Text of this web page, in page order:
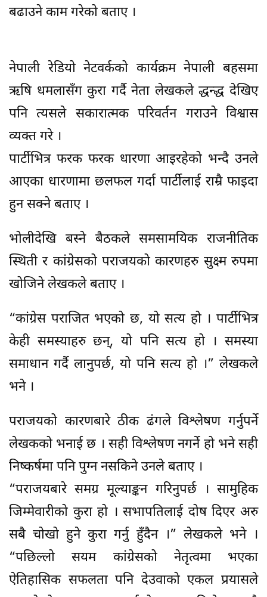
बढाउने काम गरेको बताए ।
नेपाली रेडियो नेटवर्कको कार्यक्रम नेपाली बहसमा
ऋषि धमलासँग कुरा गर्दै नेता लेखकले द्धन्द्ध देखिए
पनि त्यसले सकारात्मक परिवर्तन गराउने विश्वास
व्यक्त गरे ।
पार्टीभित्र फरक फरक धारणा आइरहेको भन्दै उनले
आएका धारणामा छलफल गर्दा पार्टीलाई राम्रै फाइदा
हुन सक्ने बताए ।
भोलीदेखि बस्ने बैठकले समसामयिक राजनीतिक
स्थिती र कांग्रेसको पराजयको कारणहरु सुक्ष्म रुपमा
खोजिने लेखकले बताए ।
“कांग्रेस पराजित भएको छ, यो सत्य हो । पार्टीभित्र
केही समस्याहरु छन्, यो पनि सत्य हो । समस्या
समाधान गर्दै लानुपर्छ, यो पनि सत्य हो ।” लेखकले
भने ।
पराजयको कारणबारे ठीक ढंगले विश्लेषण गर्नुपर्ने
लेखकको भनाई छ । सही विश्लेषण नगर्ने हो भने सही
निष्कर्षमा पनि पुग्न नसकिने उनले बताए ।
“पराजयबारे समग्र मूल्याङ्कन गरिनुपर्छ । सामुहिक
जिम्मेवारीको कुरा हो । सभापतिलाई दोष दिएर अरु
सबै चोखो हुने कुरा गर्नु हुँदैन ।” लेखकले भने ।
“पछिल्लो सयम कांग्रेसको नेतृत्वमा भएका
ऐतिहासिक सफलता पनि देउवाको एकल प्रयासले